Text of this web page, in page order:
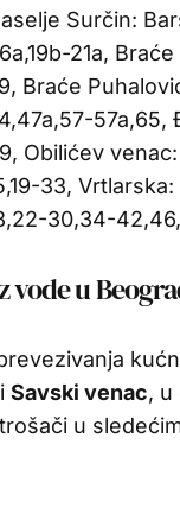
Surčin:
21a,
Braće
57a,65,
Obilićev
33,
30,34-
vode u
Savski venac, u
u